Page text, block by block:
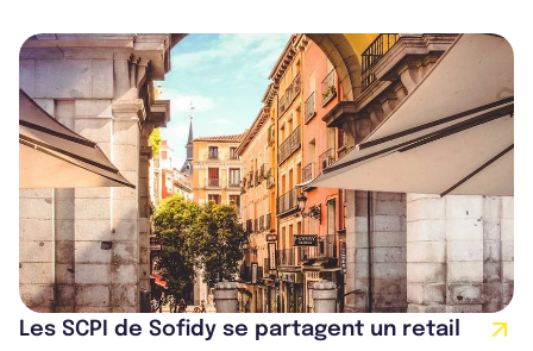
Les SCPI de Sofidy se partagent un retail